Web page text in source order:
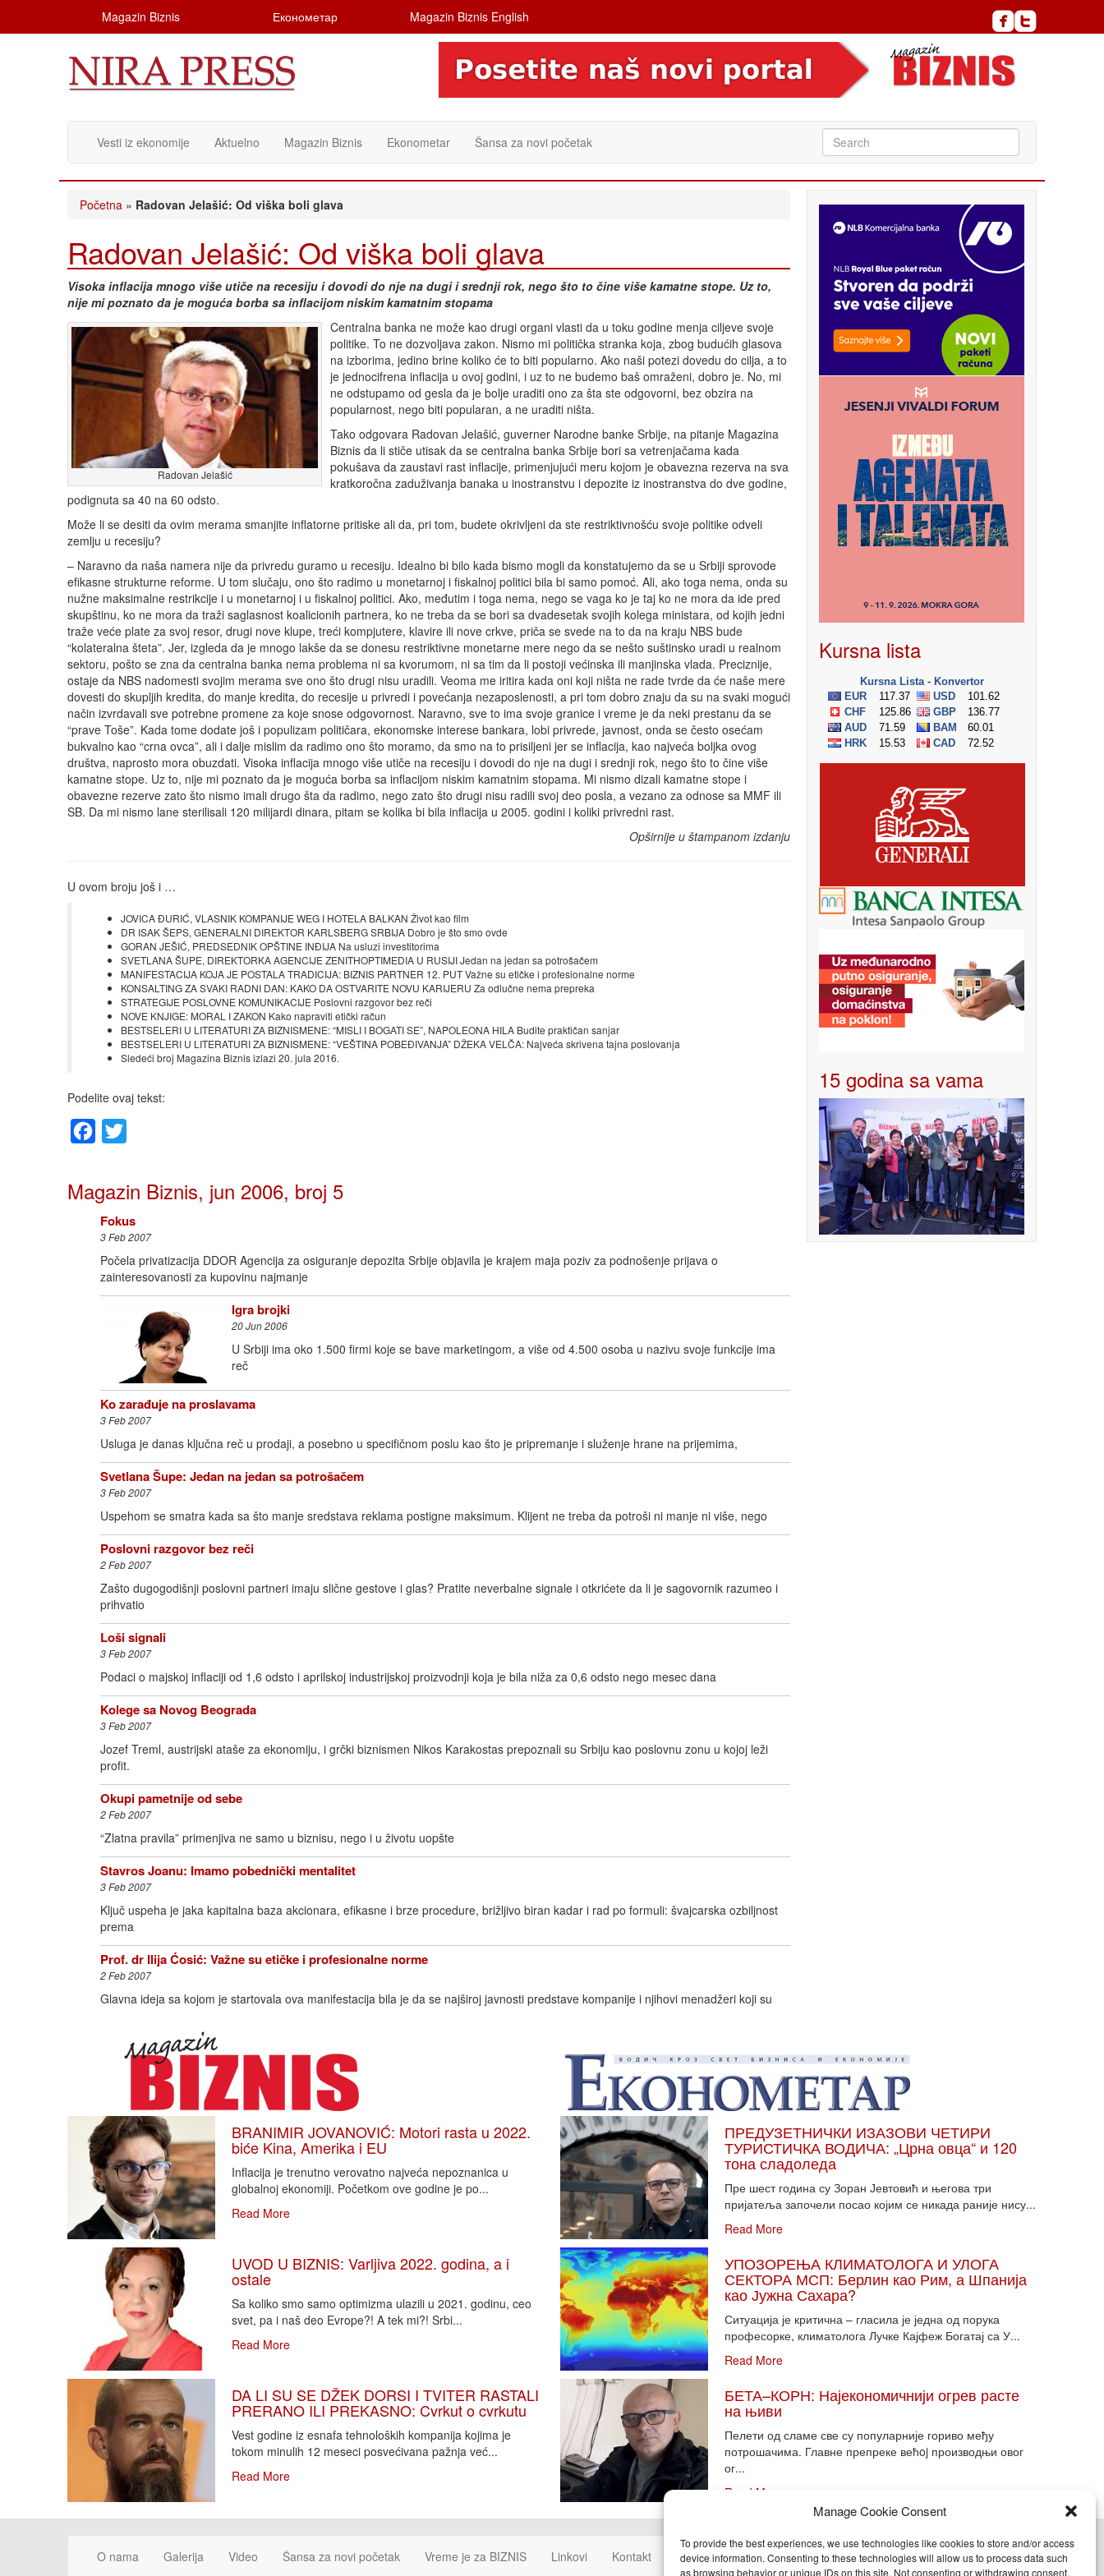
Manage Cookie Consent
To provide the best experiences, we use technologies like cookies to store and/or access
device information. Consenting to these technologies will allow us to process data such
as browsing behavior or unique IDs on this site. Not consenting or withdrawing consent,
Magazin Biznis Економетар Magazin Biznis English
Vesti iz ekonomije Aktuelno Magazin Biznis Ekonometar Šansa za novi početak
Početna » Radovan Jelašić: Od viška boli glava
Radovan Jelašić: Od viška boli glava
Visoka inflacija mnogo više utiče na recesiju i dovodi do nje na dugi i srednji rok, nego što to čine više kamatne stope. Uz to,
nije mi poznato da je moguća borba sa inflacijom niskim kamatnim stopama
Radovan Jelašić
Centralna banka ne može kao drugi organi vlasti da u toku godine menja ciljeve svoje
politike. To ne dozvoljava zakon. Nismo mi politička stranka koja, zbog budućih glasova
na izborima, jedino brine koliko će to biti popularno. Ako naši potezi dovedu do cilja, a to
je jednocifrena inflacija u ovoj godini, i uz to ne budemo baš omraženi, dobro je. No, mi
ne odstupamo od gesla da je bolje uraditi ono za šta ste odgovorni, bez obzira na
popularnost, nego biti popularan, a ne uraditi ništa.
Tako odgovara Radovan Jelašić, guverner Narodne banke Srbije, na pitanje Magazina
Biznis da li stiče utisak da se centralna banka Srbije bori sa vetrenjačama kada
pokušava da zaustavi rast inflacije, primenjujući meru kojom je obavezna rezerva na sva
kratkoročna zaduživanja banaka u inostranstvu i depozite iz inostranstva do dve godine,
podignuta sa 40 na 60 odsto.
Može li se desiti da ovim merama smanjite inflatorne pritiske ali da, pri tom, budete okrivljeni da ste restriktivnošću svoje politike odveli
zemlju u recesiju?
– Naravno da naša namera nije da privredu guramo u recesiju. Idealno bi bilo kada bismo mogli da konstatujemo da se u Srbiji sprovode
efikasne strukturne reforme. U tom slučaju, ono što radimo u monetarnoj i fiskalnoj politici bila bi samo pomoć. Ali, ako toga nema, onda su
nužne maksimalne restrikcije i u monetarnoj i u fiskalnoj politici. Ako, međutim i toga nema, nego se vaga ko je taj ko ne mora da ide pred
skupštinu, ko ne mora da traži saglasnost koalicionih partnera, ko ne treba da se bori sa dvadesetak svojih kolega ministara, od kojih jedni
traže veće plate za svoj resor, drugi nove klupe, treći kompjutere, klavire ili nove crkve, priča se svede na to da na kraju NBS bude
“kolateralna šteta”. Jer, izgleda da je mnogo lakše da se donesu restriktivne monetarne mere nego da se nešto suštinsko uradi u realnom
sektoru, pošto se zna da centralna banka nema problema ni sa kvorumom, ni sa tim da li postoji većinska ili manjinska vlada. Preciznije,
ostaje da NBS nadomesti svojim merama sve ono što drugi nisu uradili. Veoma me iritira kada oni koji ništa ne rade tvrde da će naše mere
dovesti do skupljih kredita, do manje kredita, do recesije u privredi i povećanja nezaposlenosti, a pri tom dobro znaju da su na svaki mogući
način izvrdavali sve potrebne promene za koje snose odgovornost. Naravno, sve to ima svoje granice i vreme je da neki prestanu da se
“prave Toše”. Kada tome dodate još i populizam političara, ekonomske interese bankara, lobi privrede, javnost, onda se često osećam
bukvalno kao “crna ovca”, ali i dalje mislim da radimo ono što moramo, da smo na to prisiljeni jer se inflacija, kao najveća boljka ovog
društva, naprosto mora obuzdati. Visoka inflacija mnogo više utiče na recesiju i dovodi do nje na dugi i srednji rok, nego što to čine više
kamatne stope. Uz to, nije mi poznato da je moguća borba sa inflacijom niskim kamatnim stopama. Mi nismo dizali kamatne stope i
obavezne rezerve zato što nismo imali drugo šta da radimo, nego zato što drugi nisu radili svoj deo posla, a vezano za odnose sa MMF ili
SB. Da mi nismo lane sterilisali 120 milijardi dinara, pitam se kolika bi bila inflacija u 2005. godini i koliki privredni rast.
Opširnije u štampanom izdanju
U ovom broju još i …
JOVICA ĐURIĆ, VLASNIK KOMPANIJE WEG I HOTELA BALKAN Život kao film
DR ISAK ŠEPS, GENERALNI DIREKTOR KARLSBERG SRBIJA Dobro je što smo ovde
GORAN JEŠIĆ, PREDSEDNIK OPŠTINE INĐIJA Na usluzi investitorima
SVETLANA ŠUPE, DIREKTORKA AGENCIJE ZENITHOPTIMEDIA U RUSIJI Jedan na jedan sa potrošačem
MANIFESTACIJA KOJA JE POSTALA TRADICIJA: BIZNIS PARTNER 12. PUT Važne su etičke i profesionalne norme
KONSALTING ZA SVAKI RADNI DAN: KAKO DA OSTVARITE NOVU KARIJERU Za odlučne nema prepreka
STRATEGIJE POSLOVNE KOMUNIKACIJE Poslovni razgovor bez reči
NOVE KNJIGE: MORAL I ZAKON Kako napraviti etički račun
BESTSELERI U LITERATURI ZA BIZNISMENE: “MISLI I BOGATI SE”, NAPOLEONA HILA Budite praktičan sanjar
BESTSELERI U LITERATURI ZA BIZNISMENE: “VEŠTINA POBEĐIVANJA” DŽEKA VELČA: Najveća skrivena tajna poslovanja
Sledeći broj Magazina Biznis izlazi 20. jula 2016.
Podelite ovaj tekst:
Facebook
Magazin Biznis, jun 2006, broj 5
Fokus
3 Feb 2007
Počela privatizacija DDOR Agencija za osiguranje depozita Srbije objavila je krajem maja poziv za podnošenje prijava o
zainteresovanosti za kupovinu najmanje
Igra brojki
20 Jun 2006
U Srbiji ima oko 1.500 firmi koje se bave marketingom, a više od 4.500 osoba u nazivu svoje funkcije ima
reč
Ko zarađuje na proslavama
3 Feb 2007
Usluga je danas ključna reč u prodaji, a posebno u specifičnom poslu kao što je pripremanje i služenje hrane na prijemima,
Svetlana Šupe: Jedan na jedan sa potrošačem
3 Feb 2007
Uspehom se smatra kada sa što manje sredstava reklama postigne maksimum. Klijent ne treba da potroši ni manje ni više, nego
Poslovni razgovor bez reči
2 Feb 2007
Zašto dugogodišnji poslovni partneri imaju slične gestove i glas? Pratite neverbalne signale i otkrićete da li je sagovornik razumeo i
prihvatio
Loši signali
3 Feb 2007
Podaci o majskoj inflaciji od 1,6 odsto i aprilskoj industrijskoj proizvodnji koja je bila niža za 0,6 odsto nego mesec dana
Kolege sa Novog Beograda
3 Feb 2007
Jozef Treml, austrijski ataše za ekonomiju, i grčki biznismen Nikos Karakostas prepoznali su Srbiju kao poslovnu zonu u kojoj leži
profit.
Okupi pametnije od sebe
2 Feb 2007
“Zlatna pravila” primenjiva ne samo u biznisu, nego i u životu uopšte
Stavros Joanu: Imamo pobednički mentalitet
3 Feb 2007
Ključ uspeha je jaka kapitalna baza akcionara, efikasne i brze procedure, brižljivo biran kadar i rad po formuli: švajcarska ozbiljnost
prema
Prof. dr Ilija Ćosić: Važne su etičke i profesionalne norme
2 Feb 2007
Glavna ideja sa kojom je startovala ova manifestacija bila je da se najširoj javnosti predstave kompanije i njihovi menadžeri koji su
Kursna lista
15 godina sa vama
BRANIMIR JOVANOVIĆ: Motori rasta u 2022.
biće Kina, Amerika i EU
Inflacija je trenutno verovatno najveća nepoznanica u
globalnoj ekonomiji. Početkom ove godine je po...
Read More
UVOD U BIZNIS: Varljiva 2022. godina, a i
ostale
Sa koliko smo samo optimizma ulazili u 2021. godinu, ceo
svet, pa i naš deo Evrope?! A tek mi?! Srbi...
Read More
DA LI SU SE DŽEK DORSI I TVITER RASTALI
PRERANO ILI PREKASNO: Cvrkut o cvrkutu
Vest godine iz esnafa tehnoloških kompanija kojima je
tokom minulih 12 meseci posvećivana pažnja već...
Read More
ПРЕДУЗЕТНИЧКИ ИЗАЗОВИ ЧЕТИРИ
ТУРИСТИЧКА ВОДИЧА: „Црна овца“ и 120
тона сладоледа
Пре шест година су Зоран Јевтовић и његова три
пријатеља започели посао којим се никада раније нису...
Read More
УПОЗОРЕЊА КЛИМАТОЛОГА И УЛОГА
СЕКТОРА МСП: Берлин као Рим, а Шпанија
као Јужна Сахара?
Ситуација је критична – гласила је једна од порука
професорке, климатолога Лучке Кајфеж Богатај са У...
Read More
БЕТА–КОРН: Најекономичнији огрев расте
на њиви
Пелети од сламе све су популарније гориво међу
потрошачима. Главне препреке већoj производњи овог
ог...
Read More
O nama Galerija Video Šansa za novi početak Vreme je za BIZNIS Linkovi Kontakt Cookie Policy (EU)